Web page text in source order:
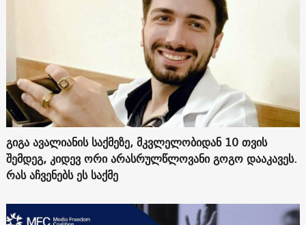
გიგა ავალიანის საქმეზე, მკვლელობიდან 10 თვის
შემდეგ, კიდევ ორი არასრულწლოვანი გოგო დააკავეს.
რას აჩვენებს ეს საქმე